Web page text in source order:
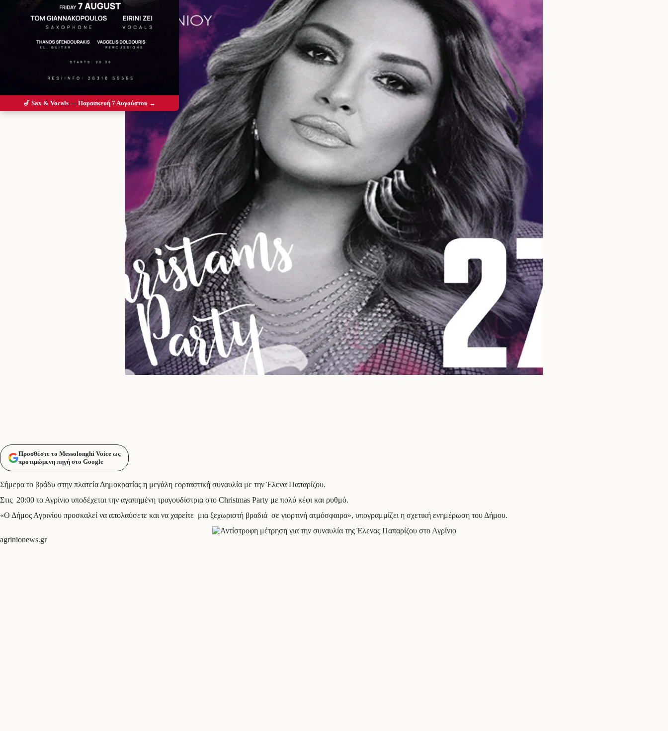
Προσθέστε το Messolonghi Voice ως
προτιμώμενη πηγή στο Google
Σήμερα το βράδυ στην πλατεία Δημοκρατίας η μεγάλη εορταστική συναυλία με την Έλενα Παπαρίζου.
Στις 20:00 το Αγρίνιο υποδέχεται την αγαπημένη τραγουδίστρια στο Christmas Party με πολύ κέφι και ρυθμό.
«Ο Δήμος Αγρινίου προσκαλεί να απολαύσετε και να χαρείτε μια ξεχωριστή βραδιά σε γιορτινή ατμόσφαιρα», υπογραμμίζει η σχετική ενημέρωση του Δήμου.
agrinionews.gr
🎷 Sax & Vocals — Παρασκευή 7 Αυγούστου →